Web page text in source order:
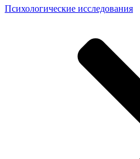
Психологические исследования